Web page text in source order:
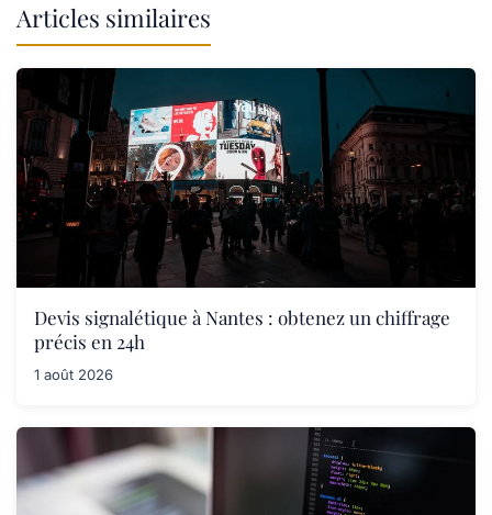
Articles similaires
Devis signalétique à Nantes : obtenez un chiffrage
précis en 24h
1 août 2026